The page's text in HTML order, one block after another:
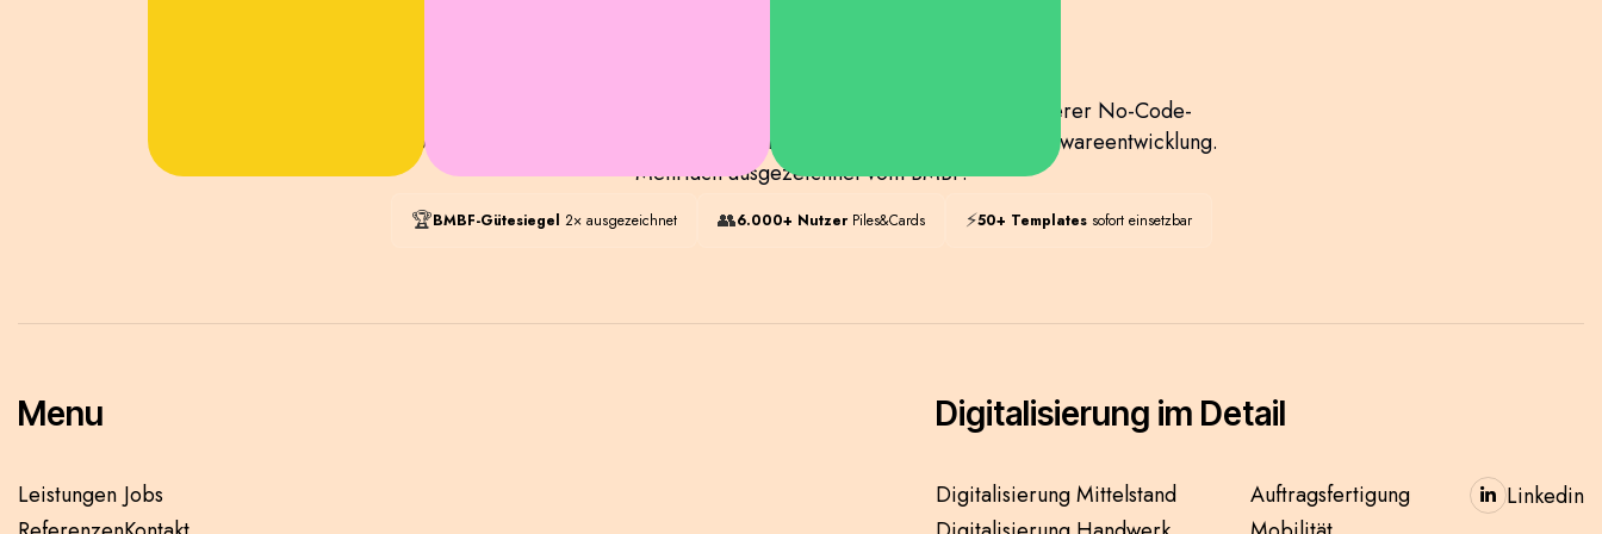
SPOO Group digitalisiert und automatisiert den Mittelstand — mit unserer No-Code-
Automatisierungsplattform Piles&Cards, KI-Agenten und individueller Softwareentwicklung.
Mehrfach ausgezeichnet vom BMBF.
🏆BMBF-Gütesiegel 2× ausgezeichnet 👥6.000+ NutzerPiles&Cards ⚡50+ Templatessofort einsetzbar
Menu
Leistungen Jobs
Digitalisierung im Detail
Digitalisierung Mittelstand
Auftragsfertigung
 Linkedin